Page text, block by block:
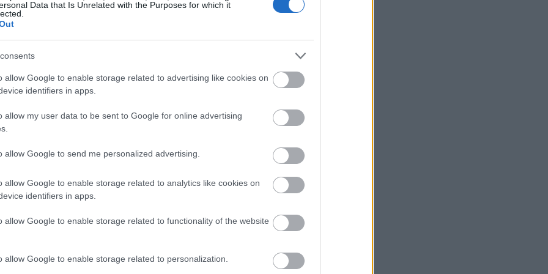
Data that Is Unrelated with the Purposes for which it
allow Google to enable storage related to advertising like cookies on
identifiers in apps.
allow my user data to be sent to Google for online advertising
allow Google to send me personalized advertising.
allow Google to enable storage related to analytics like cookies on
identifiers in apps.
allow Google to enable storage related to functionality of the website
allow Google to enable storage related to personalization.
πρόβλεψή της ενώ ηABN Amroδήλωσε
ελαφρώς τους επόμενους μήνες,
επιτόκια της Fed.
τα 115 δολάρια το βαρέλικαι το Ιράν
βαθμό κλειστά, οι traders στην
κρίση του
2022
, όταν η εισβολή της
και ενίσχυσε το δολάριο.
ρόλου τους ως μεγάλος παραγωγός
Situational Awareness: Συρροή
βρέθηκε στα όρια της κατάρρευσης
ΙΣΑ: Ζητά άμεση αναστολή της
υποχρεωτικής καταχώρισης
αποτελεσμάτων στο Ψηφιακό
Η ακραία ζέστη δημιουργεί μια νέα
κλιματική πραγματικότητα
Αμερικανό επενδυτή τον δεύτερο
μεγαλύτερο διυλιστή πετρελαίου της
Γερμανίας
στη Δυτική Αττική
Κινδύνου για τους ισχυρούς ανέμους
και τις υψηλές θερμοκρασίες